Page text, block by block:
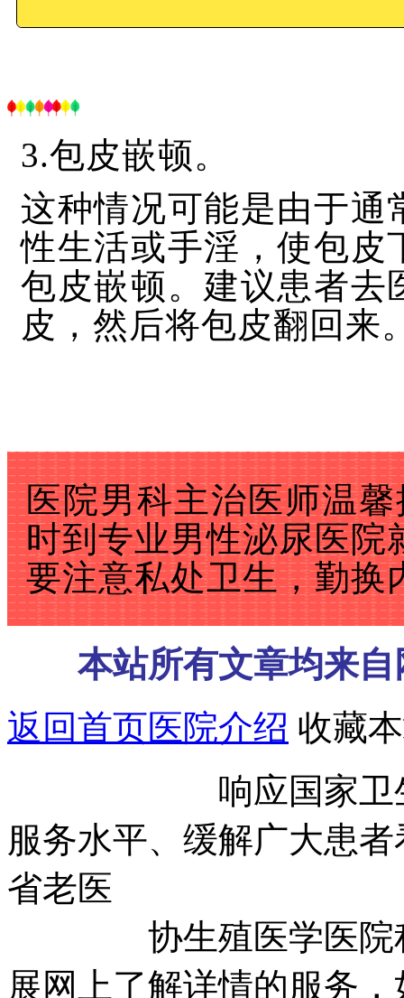
3.包皮嵌顿。
这种情况可能是由于通
性生活或手淫，使包皮
包皮嵌顿。建议患者去
皮，然后将包皮翻回来
医院男科主治医师温
时到专业男性泌尿医院
要注意私处卫生，勤换
本站所有文章均来自
返回首页医院介绍 收藏
响应国家卫生部
服务水平、缓解广大患
省老医
协生殖医学医院积
展网上了解详情的服务